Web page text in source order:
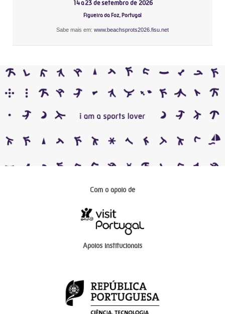
14 a 23 de setembro de 2026
Figueira da Foz, Portugal
Sabe mais em: www.beachsprots2026.fisu.net
Com o apoio de
Apoios institucionais